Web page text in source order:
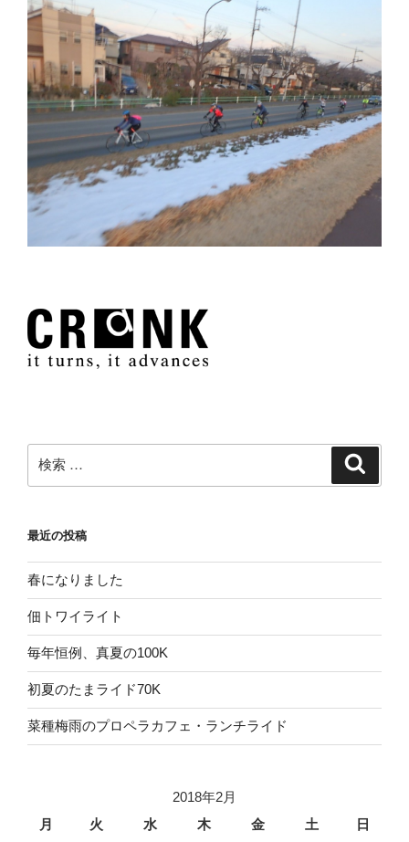
索:
最近の投稿
春になりました
佃トワイライト
毎年恒例、真夏の100K
初夏のたまライド70K
菜種梅雨のプロペラカフェ・ランチライド
2018年2月
月
火 水 木 金 土 日